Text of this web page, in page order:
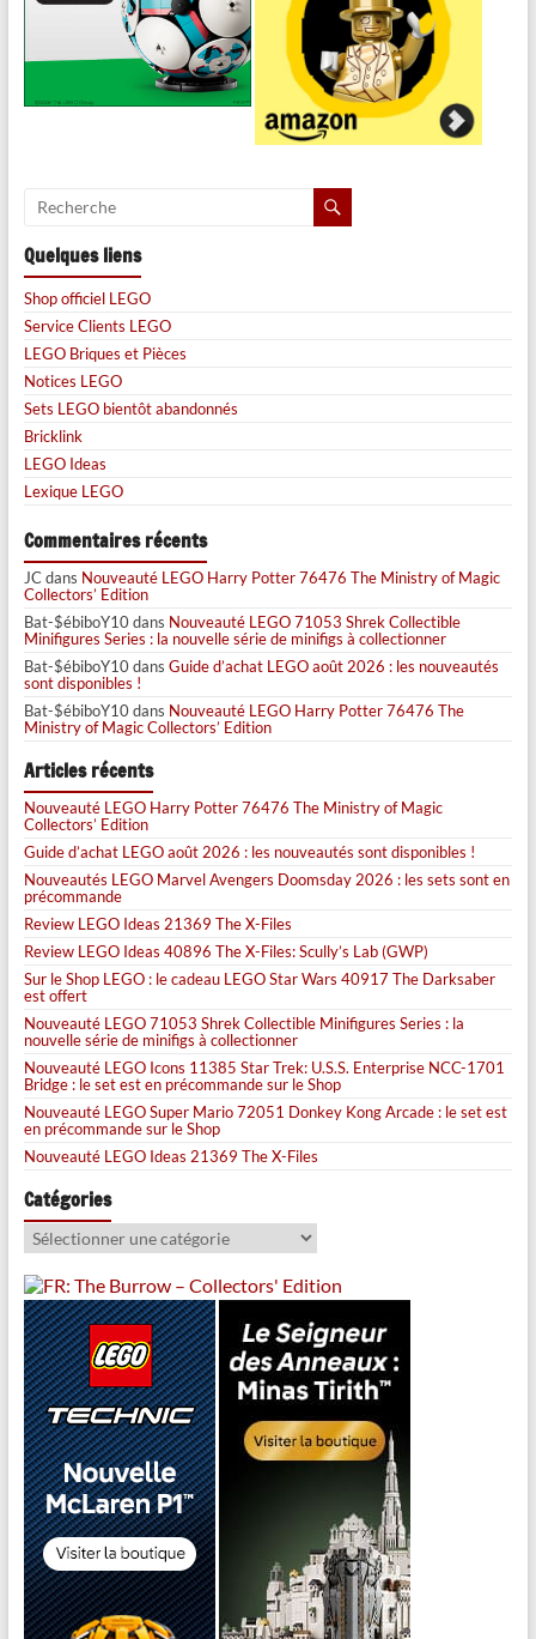
Quelques liens
Shop officiel LEGO
Service Clients LEGO
LEGO Briques et Pièces
Notices LEGO
Sets LEGO bientôt abandonnés
Bricklink
LEGO Ideas
Lexique LEGO
Commentaires récents
JCdans Nouveauté LEGO Harry Potter 76476 The Ministry of Magic
Collectors’ Edition
Bat-$ébiboY10dans Nouveauté LEGO 71053 Shrek Collectible
Minifigures Series : la nouvelle série de minifigs à collectionner
Bat-$ébiboY10dans Guide d’achat LEGO août 2026 : les nouveautés
sont disponibles !
Bat-$ébiboY10dans Nouveauté LEGO Harry Potter 76476 The
Ministry of Magic Collectors’ Edition
Articles récents
Nouveauté LEGO Harry Potter 76476 The Ministry of Magic
Collectors’ Edition
Guide d’achat LEGO août 2026 : les nouveautés sont disponibles !
Nouveautés LEGO Marvel Avengers Doomsday 2026 : les sets sont en
précommande
Review LEGO Ideas 21369 The X-Files
Review LEGO Ideas 40896 The X-Files: Scully’s Lab (GWP)
Sur le Shop LEGO : le cadeau LEGO Star Wars 40917 The Darksaber
est offert
Nouveauté LEGO 71053 Shrek Collectible Minifigures Series : la
nouvelle série de minifigs à collectionner
Nouveauté LEGO Icons 11385 Star Trek: U.S.S. Enterprise NCC-1701
Bridge : le set est en précommande sur le Shop
Nouveauté LEGO Super Mario 72051 Donkey Kong Arcade : le set est
en précommande sur le Shop
Nouveauté LEGO Ideas 21369 The X-Files
Catégories
Catégories